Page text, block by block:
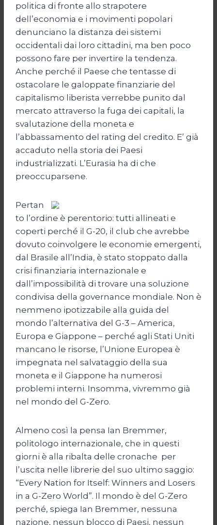
politica di fronte allo strapotere
dell’economia e i movimenti popolari
denunciano la distanza dei sistemi
occidentali dai loro cittadini, ma ben poco
possono fare per invertire la tendenza.
Anche perché il Paese che tentasse di
ostacolare le galoppate finanziarie del
capitalismo liberista verrebbe punito dal
mercato attraverso la fuga dei capitali, la
svalutazione della moneta e
l’abbassamento del rating del credito. E’ già
accaduto nella storia dei Paesi
industrializzati. L’Eurasia ha di che
preoccuparsene.
Pertan
to l’ordine è perentorio: tutti allineati e
coperti perché il G-20, il club che avrebbe
dovuto coinvolgere le economie emergenti,
dal Brasile all’India, è stato stoppato dalla
crisi finanziaria internazionale e
dall’impossibilità di trovare una soluzione
condivisa della governance mondiale. Non è
nemmeno ipotizzabile alla guida del
mondo l’alternativa del G-3 – America,
Europa e Giappone – perché agli Stati Uniti
mancano le risorse, l’Unione Europea è
impegnata nel salvataggio della sua
moneta e il Giappone ha numerosi
problemi interni. Insomma, vivremmo già
nel mondo del G-Zero.
Almeno così la pensa Ian Bremmer,
politologo internazionale, che in questi
giorni è alla ribalta delle cronache per
l’uscita nelle librerie del suo ultimo saggio:
“Every Nation for Itself: Winners and Losers
in a G-Zero World”. Il mondo è del G-Zero
perché, spiega Ian Bremmer, nessuna
nazione, nessun blocco di Paesi, nessun